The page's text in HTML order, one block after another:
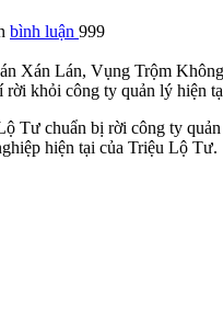
bình luận 999
Xán Lán, Vụng Trộm
rời khỏi công ty quản lý hiện
hiện tại của Triệu Lộ Tư.